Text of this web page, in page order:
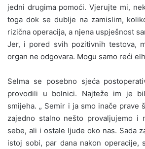
jedni drugima pomoći. Vjerujte mi,
toga dok se dublje na zamislim,
rizična operacija, a njena uspješnost
Jer, i pored svih pozitivnih testova,
organ ne odgovara. Mogu samo reći
Selma se posebno sjeća
provodili u bolnici. Najteže im je
smijeha. „ Semir i ja smo inače prave
zajedno stalno nešto provaljujemo i
sebe, ali i ostale ljude oko nas. Sada
istoj sobi, par dana nakon operacije,